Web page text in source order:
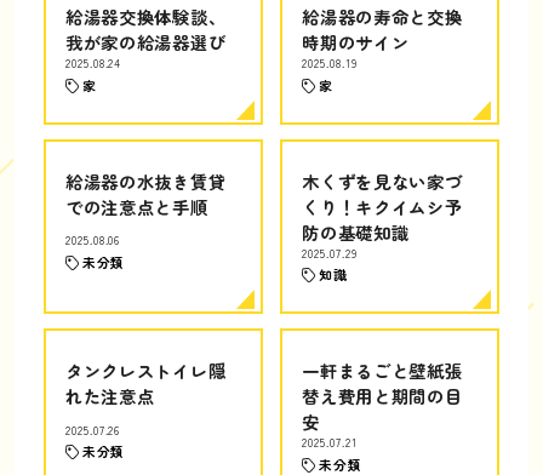
給湯器交換体験談、
我が家の給湯器選び
2025.08.24
家
給湯器の寿命と交換
時期のサイン
2025.08.19
家
給湯器の水抜き賃貸
での注意点と手順
2025.08.06
未分類
木くずを見ない家づ
くり！キクイムシ予
防の基礎知識
2025.07.29
知識
タンクレストイレ隠
れた注意点
2025.07.26
未分類
一軒まるごと壁紙張
替え費用と期間の目
安
2025.07.21
未分類